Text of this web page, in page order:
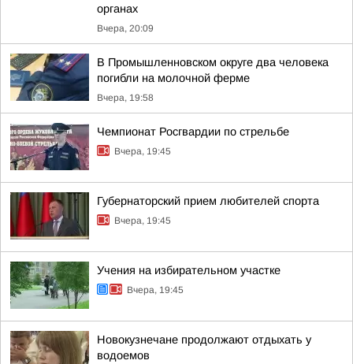
органах
Вчера, 20:09
В Промышленновском округе два человека
погибли на молочной ферме
Вчера, 19:58
Чемпионат Росгвардии по стрельбе
Вчера, 19:45
Губернаторский прием любителей спорта
Вчера, 19:45
Учения на избирательном участке
Вчера, 19:45
Новокузнечане продолжают отдыхать у
водоемов